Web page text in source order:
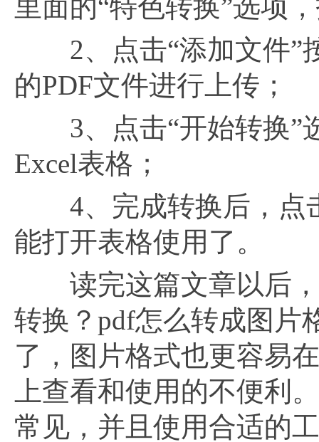
里面的“特色转换”选项
2、点击“添加文件”
的PDF文件进行上传；
3、点击“开始转换”
Excel表格；
4、完成转换后，点击
能打开表格使用了。
读完这篇文章以后，
转换？pdf怎么转成图片
了，图片格式也更容易
上查看和使用的不便利
常见，并且使用合适的